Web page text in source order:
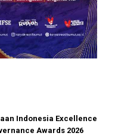
Indonesia Excellence
Awards 2026